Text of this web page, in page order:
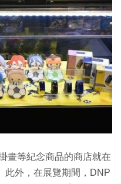
畫等紀念商品的商店就在
此外，在展覽期間，DNP